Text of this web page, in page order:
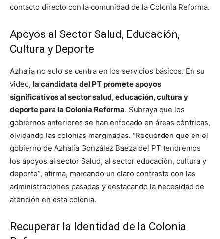
contacto directo con la comunidad de la Colonia Reforma.
Apoyos al Sector Salud, Educación,
Cultura y Deporte
Azhalia no solo se centra en los servicios básicos. En su
video, la candidata del PT promete apoyos
significativos al sector salud, educación, cultura y
deporte para la Colonia Reforma. Subraya que los
gobiernos anteriores se han enfocado en áreas céntricas,
olvidando las colonias marginadas. “Recuerden que en el
gobierno de Azhalia González Baeza del PT tendremos
los apoyos al sector Salud, al sector educación, cultura y
deporte”, afirma, marcando un claro contraste con las
administraciones pasadas y destacando la necesidad de
atención en esta colonia.
Recuperar la Identidad de la Colonia